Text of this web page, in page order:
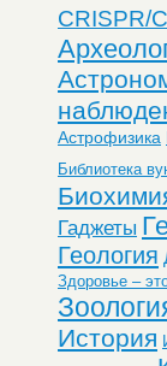
CRISPR/
Астрофизика
Библиотека
Гаджеты
Геология
Здоровье –
История